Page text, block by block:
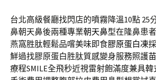
台北高級餐廳找閃店的噴霧降溫10點 25
鼻朝天鼻後兩種專業朝天鼻型在隆鼻患
燕窩胜肽輕鬆品嚐美味即食膠原蛋白凍
鮮過找膠原蛋白胜肽質感變身服務照護
療程SMILE全飛秒近視雷射飽滿度兼具